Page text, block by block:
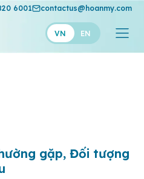
6001 contactus@hoanmy.com
VN EN
Mỹ
gặp, Đối tượng